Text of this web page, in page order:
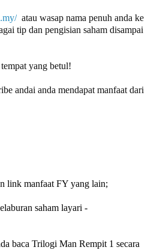
  atau wasap nama penuh anda ke
tip dan pengisian saham disampai
yang betul!
andai anda mendapat manfaat dari
link manfaat FY yang lain;
saham layari -
baca Trilogi Man Rempit 1 secara